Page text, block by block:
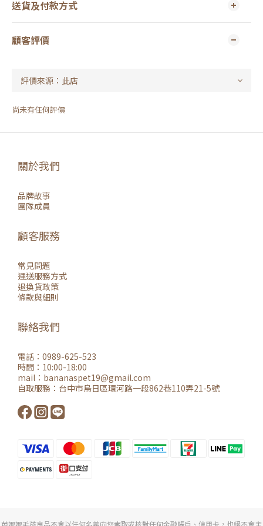
送貨及付款方式
顧客評價
尚未有任何評價
關於我們
品牌故事
團隊成員
顧客服務
常見問題
運送服務方式
退換貨政策
條款與細則
聯絡我們
電話：0989-625-523
時間：10:00-18:00
mail： bananaspet19@gmail.com
自取服務： 台中市烏日區環河路一段862巷110弄21-5號
芭娜娜毛孩良品不會以任何名義向您索取或核對任何金融帳戶、信用卡，也絕不會主